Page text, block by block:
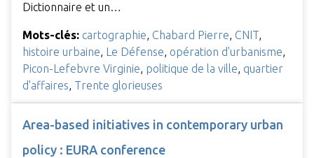
Dictionnaire et un…
Mots-clés: cartographie, Chabard Pierre, CNIT,
histoire urbaine, Le Défense, opération d'urbanisme,
Picon-Lefebvre Virginie, politique de la ville, quartier
d'affaires, Trente glorieuses
Area-based initiatives in contemporary urban
policy : EURA conference